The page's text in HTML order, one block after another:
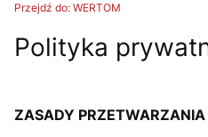
Przejdź do: WERTOM
Polityka
ZASADY